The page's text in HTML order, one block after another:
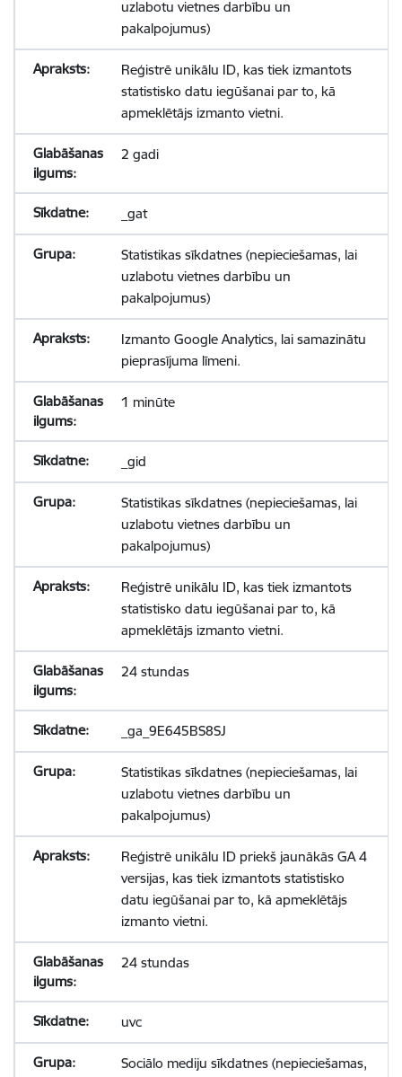
uzlabotu vietnes darbību un
pakalpojumus)
Reģistrē unikālu ID, kas tiek izmantots
statistisko datu iegūšanai par to, kā
apmeklētājs izmanto vietni.
2 gadi
_gat
Statistikas sīkdatnes (nepieciešamas, lai
uzlabotu vietnes darbību un
pakalpojumus)
Izmanto Google Analytics, lai samazinātu
pieprasījuma līmeni.
1 minūte
_gid
Statistikas sīkdatnes (nepieciešamas, lai
uzlabotu vietnes darbību un
pakalpojumus)
Reģistrē unikālu ID, kas tiek izmantots
statistisko datu iegūšanai par to, kā
apmeklētājs izmanto vietni.
24 stundas
_ga_9E645BS8SJ
Statistikas sīkdatnes (nepieciešamas, lai
uzlabotu vietnes darbību un
pakalpojumus)
Reģistrē unikālu ID priekš jaunākās GA 4
versijas, kas tiek izmantots statistisko
datu iegūšanai par to, kā apmeklētājs
izmanto vietni.
24 stundas
uvc
Sociālo mediju sīkdatnes (nepieciešamas,